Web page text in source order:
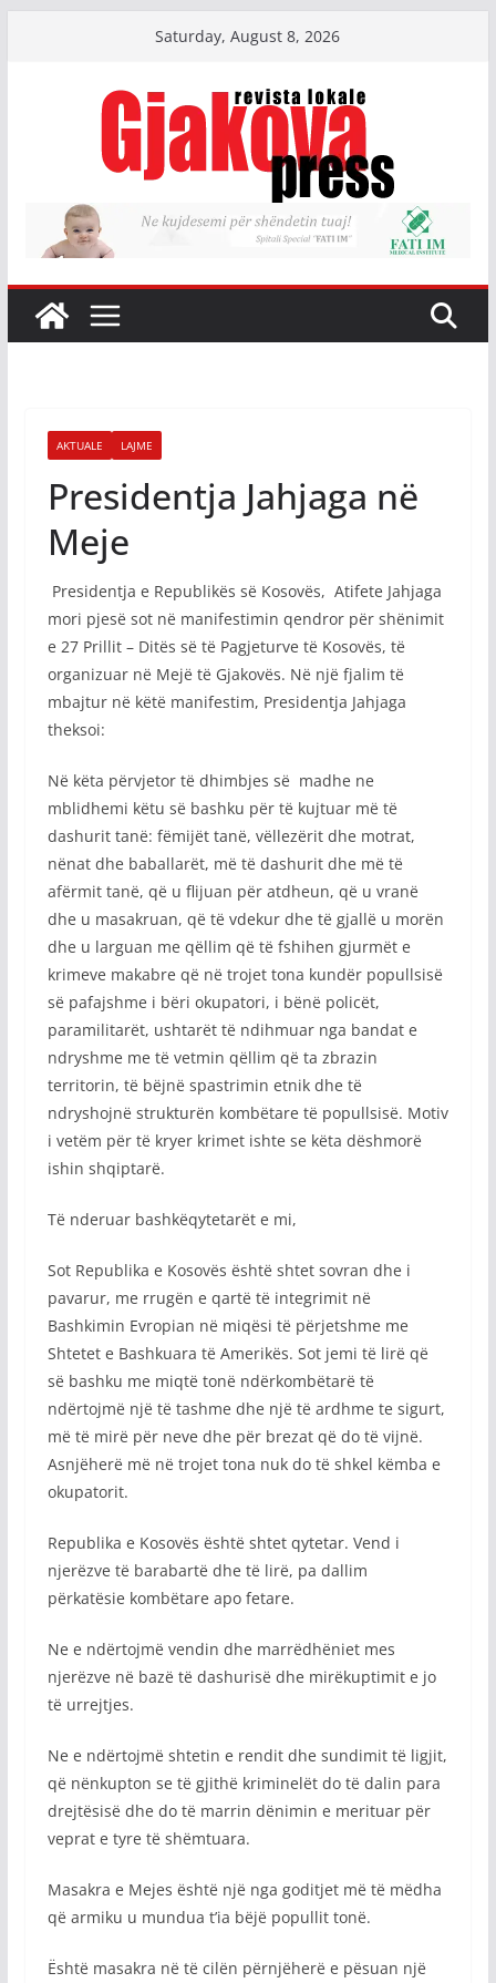
Saturday, August 8, 2026
AKTUALE LAJME
Presidentja Jahjaga në
Meje
Presidentja e Republikës së Kosovës, Atifete Jahjaga
mori pjesë sot në manifestimin qendror për shënimit
e 27 Prillit – Ditës së të Pagjeturve të Kosovës, të
organizuar në Mejë të Gjakovës. Në një fjalim të
mbajtur në këtë manifestim, Presidentja Jahjaga
theksoi:
Në këta përvjetor të dhimbjes së madhe ne
mblidhemi këtu së bashku për të kujtuar më të
dashurit tanë: fëmijët tanë, vëllezërit dhe motrat,
nënat dhe baballarët, më të dashurit dhe më të
afërmit tanë, që u flijuan për atdheun, që u vranë
dhe u masakruan, që të vdekur dhe të gjallë u morën
dhe u larguan me qëllim që të fshihen gjurmët e
krimeve makabre që në trojet tona kundër popullsisë
së pafajshme i bëri okupatori, i bënë policët,
paramilitarët, ushtarët të ndihmuar nga bandat e
ndryshme me të vetmin qëllim që ta zbrazin
territorin, të bëjnë spastrimin etnik dhe të
ndryshojnë strukturën kombëtare të popullsisë. Motiv
i vetëm për të kryer krimet ishte se këta dëshmorë
ishin shqiptarë.
Të nderuar bashkëqytetarët e mi,
Sot Republika e Kosovës është shtet sovran dhe i
pavarur, me rrugën e qartë të integrimit në
Bashkimin Evropian në miqësi të përjetshme me
Shtetet e Bashkuara të Amerikës. Sot jemi të lirë që
së bashku me miqtë tonë ndërkombëtarë të
ndërtojmë një të tashme dhe një të ardhme te sigurt,
më të mirë për neve dhe për brezat që do të vijnë.
Asnjëherë më në trojet tona nuk do të shkel këmba e
okupatorit.
Republika e Kosovës është shtet qytetar. Vend i
njerëzve të barabartë dhe të lirë, pa dallim
përkatësie kombëtare apo fetare.
Ne e ndërtojmë vendin dhe marrëdhëniet mes
njerëzve në bazë të dashurisë dhe mirëkuptimit e jo
të urrejtjes.
Ne e ndërtojmë shtetin e rendit dhe sundimit të ligjit,
që nënkupton se të gjithë kriminelët do të dalin para
drejtësisë dhe do të marrin dënimin e merituar për
veprat e tyre të shëmtuara.
Masakra e Mejes është një nga goditjet më të mëdha
që armiku u mundua t’ia bëjë popullit tonë.
Është masakra në të cilën përnjëherë e pësuan një